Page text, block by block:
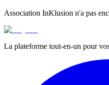
Association InKlusion n'a pas
La plateforme tout-en-un pour